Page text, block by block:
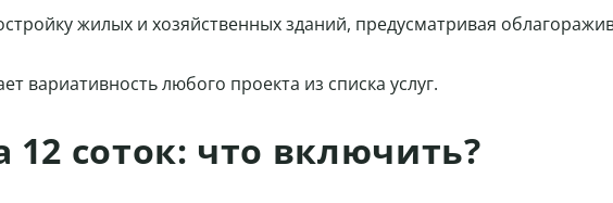
жилых и хозяйственных зданий, предусматривая
вариативность любого проекта из списка услуг.
12 соток: что включить?